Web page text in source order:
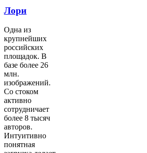
Лори
Одна из
крупнейших
российских
площадок. В
базе более 26
млн.
изображений.
Со стоком
активно
сотрудничает
более 8 тысяч
авторов.
Интуитивно
понятная